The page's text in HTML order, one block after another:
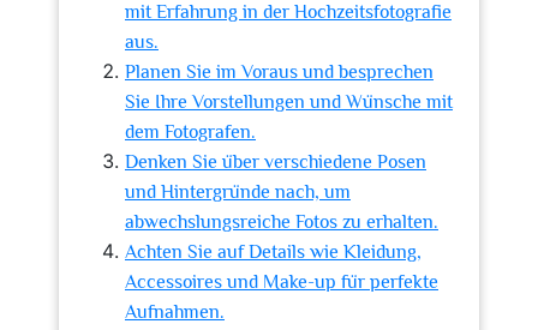
mit Erfahrung in der Hochzeitsfotografie
aus.
Planen Sie im Voraus und besprechen
Sie Ihre Vorstellungen und Wünsche mit
dem Fotografen.
Denken Sie über verschiedene Posen
und Hintergründe nach, um
abwechslungsreiche Fotos zu erhalten.
Achten Sie auf Details wie Kleidung,
Accessoires und Make-up für perfekte
Aufnahmen.